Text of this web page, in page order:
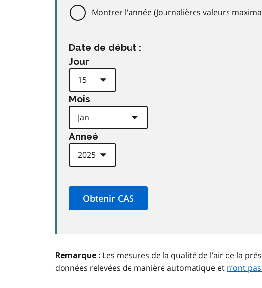
Montrer l'année (Journalières valeurs
Date de début :
Jour
Mois
Anneé
Remarque : Les mesures de la qualité de l’air de la
données relevées de manière automatique et n’ont